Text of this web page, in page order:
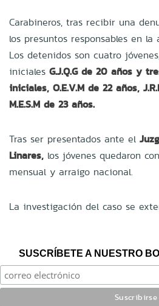
Carabineros, tras recibir una
los presuntos responsables en la
Los detenidos son cuatro
iniciales G.J.Q.G de 20 años y
iniciales, O.E.V.M de 22 años,
M.E.S.M de 23 años.
Tras ser presentados ante el
Linares, los jóvenes quedaron
mensual y arraigo nacional.
La investigación del caso se
SUSCRÍBETE A NUESTRO